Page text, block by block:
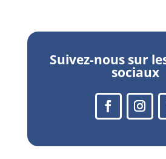
Suivez-nous sur
sociaux